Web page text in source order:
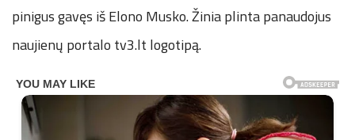
pinigus gavęs iš Elono Musko. Žinia plinta panaudojus
naujienų portalo tv3.lt logotipą.